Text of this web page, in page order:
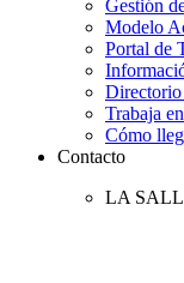
Gestión
Modelo
Portal de
Trabaja
Cómo
Contacto
LA